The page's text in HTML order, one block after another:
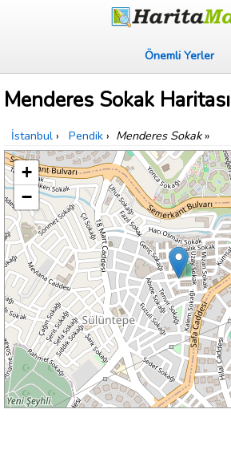
Önemli Yerler
Menderes Sokak Haritası
İstanbul › Pendik › Menderes Sokak»
+
−